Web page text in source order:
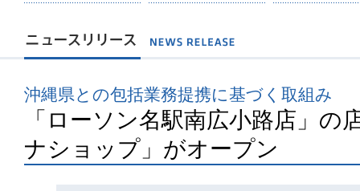
沖縄県との包括業務提携に基づく取組み
「ローソン名駅南広小路店」の
ナショップ」がオープン